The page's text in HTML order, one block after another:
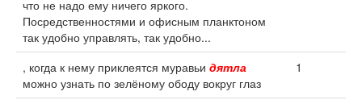
что не надо ему ничего яркого.
Посредственностями и офисным планктоном
так удобно управлять, так удобно...
, когда к нему приклеятся муравьи дятла
можно узнать по зелёному ободу вокруг глаз
1